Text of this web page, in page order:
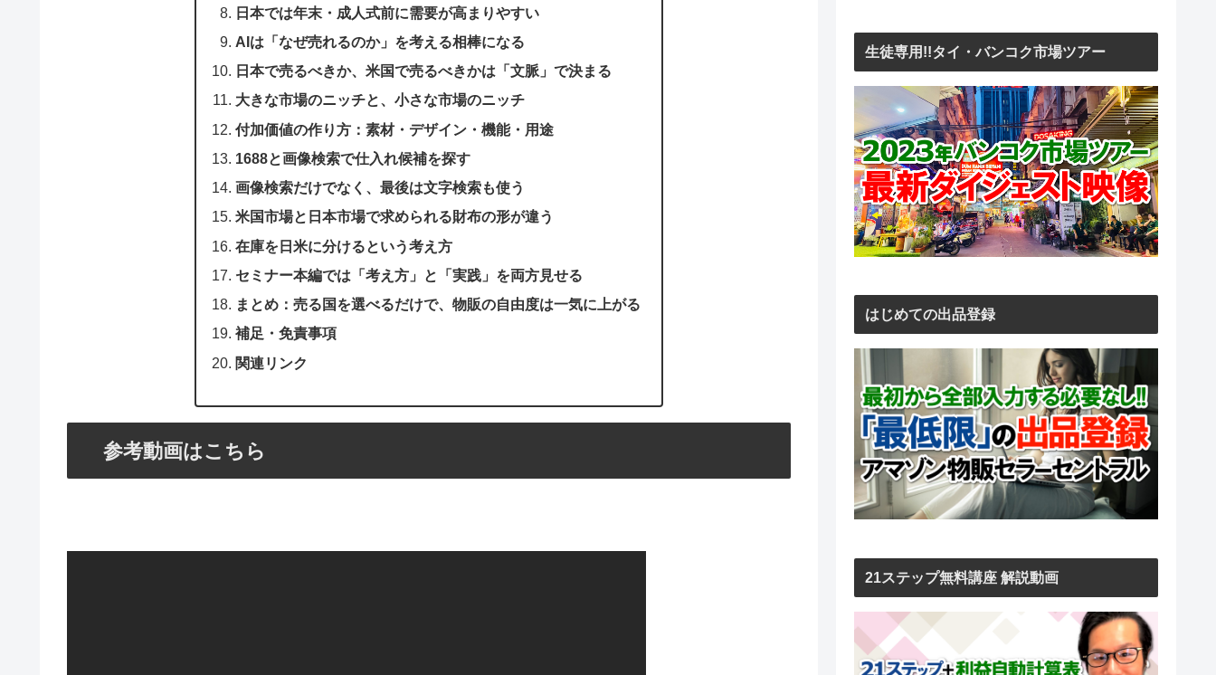
日本では年末・成人式前に需要が高まりやすい
AIは「なぜ売れるのか」を考える相棒になる
日本で売るべきか、米国で売るべきかは「文脈」で決まる
大きな市場のニッチと、小さな市場のニッチ
付加価値の作り方：素材・デザイン・機能・用途
1688と画像検索で仕入れ候補を探す
画像検索だけでなく、最後は文字検索も使う
米国市場と日本市場で求められる財布の形が違う
在庫を日米に分けるという考え方
セミナー本編では「考え方」と「実践」を両方見せる
まとめ：売る国を選べるだけで、物販の自由度は一気に上がる
補足・免責事項
関連リンク
参考動画はこちら
生徒専用!!タイ・バンコク市場ツアー
はじめての出品登録
21ステップ無料講座 解説動画